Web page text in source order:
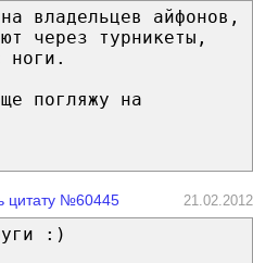
владельцев айфонов,
через турникеты,
ноги.
погляжу на
цитату №60445 21.02.2012
:)